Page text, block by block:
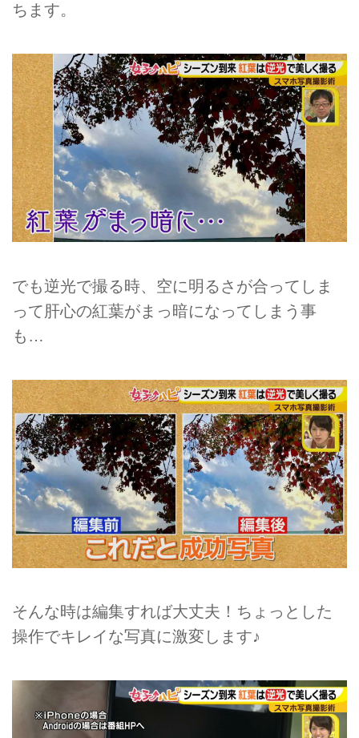
ちます。
でも逆光で撮る時、空に明るさが合ってしま
って肝心の紅葉がまっ暗になってしまう事
も…
そんな時は編集すれば大丈夫！ちょっとした
操作でキレイな写真に激変します♪